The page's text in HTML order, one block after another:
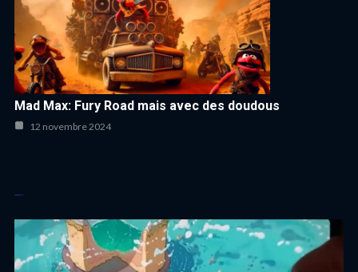
Mad Max: Fury Road mais avec des doudous
12 novembre 2024